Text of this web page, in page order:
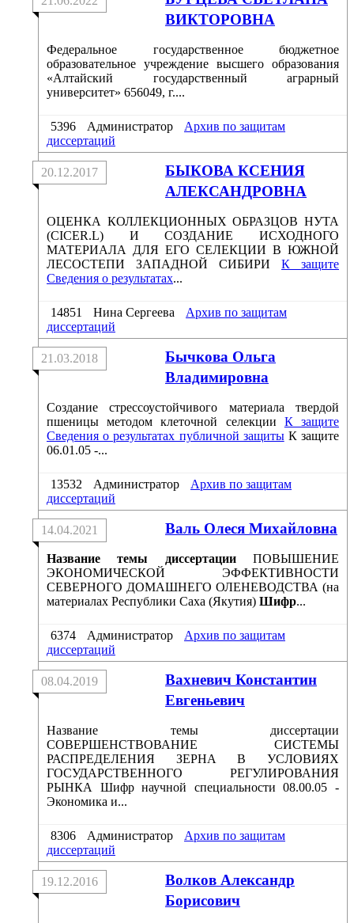
ВИКТОРОВНА
Федеральное государственное бюджетное
образовательное учреждение высшего образования
«Алтайский государственный аграрный
университет» 656049, г....
5396 Администратор
Архив по защитам
диссертаций
БЫКОВА КСЕНИЯ
АЛЕКСАНДРОВНА
20.12.2017
ОЦЕНКА КОЛЛЕКЦИОННЫХ ОБРАЗЦОВ НУТА
(CICER.L) И СОЗДАНИЕ ИСХОДНОГО
МАТЕРИАЛА ДЛЯ ЕГО СЕЛЕКЦИИ В ЮЖНОЙ
ЛЕСОСТЕПИ ЗАПАДНОЙ СИБИРИ К защите
Сведения о результатах...
14851 Нина Сергеева
Архив по защитам
диссертаций
Бычкова Ольга
Владимировна
21.03.2018
Создание стрессоустойчивого материала твердой
пшеницы методом клеточной селекции К защите
Сведения о результатах публичной защиты К защите
06.01.05 -...
13532 Администратор
Архив по защитам
диссертаций
Валь Олеся Михайловна
14.04.2021
Название темы диссертацииПОВЫШЕНИЕ
ЭКОНОМИЧЕСКОЙ ЭФФЕКТИВНОСТИ
СЕВЕРНОГО ДОМАШНЕГО ОЛЕНЕВОДСТВА (на
материалах Республики Саха (Якутия) Шифр...
6374 Администратор
Архив по защитам
диссертаций
Вахневич Константин
Евгеньевич
08.04.2019
Название темы диссертации
СОВЕРШЕНСТВОВАНИЕ СИСТЕМЫ
РАСПРЕДЕЛЕНИЯ ЗЕРНА В УСЛОВИЯХ
ГОСУДАРСТВЕННОГО РЕГУЛИРОВАНИЯ
РЫНКА Шифр научной специальности 08.00.05 -
Экономика и...
8306 Администратор
Архив по защитам
диссертаций
Волков Александр
Борисович
19.12.2016